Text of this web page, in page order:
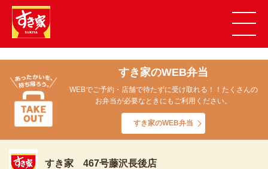
すき家のWEB弁当
WEBでご予約・店舗で待たずに受け取れる！！たくさんの
お弁当が必要なときにもご利用ください。
すき家のWEB弁当
すき家 467号藤沢長後店